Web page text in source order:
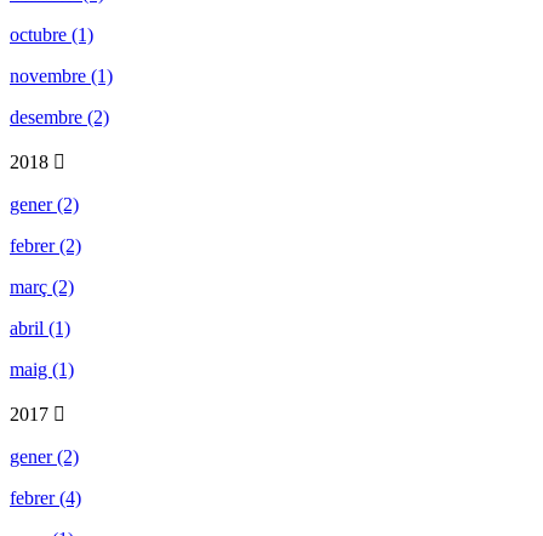
octubre (1)
novembre (1)
desembre (2)
2018
gener (2)
febrer (2)
març (2)
abril (1)
maig (1)
2017
gener (2)
febrer (4)